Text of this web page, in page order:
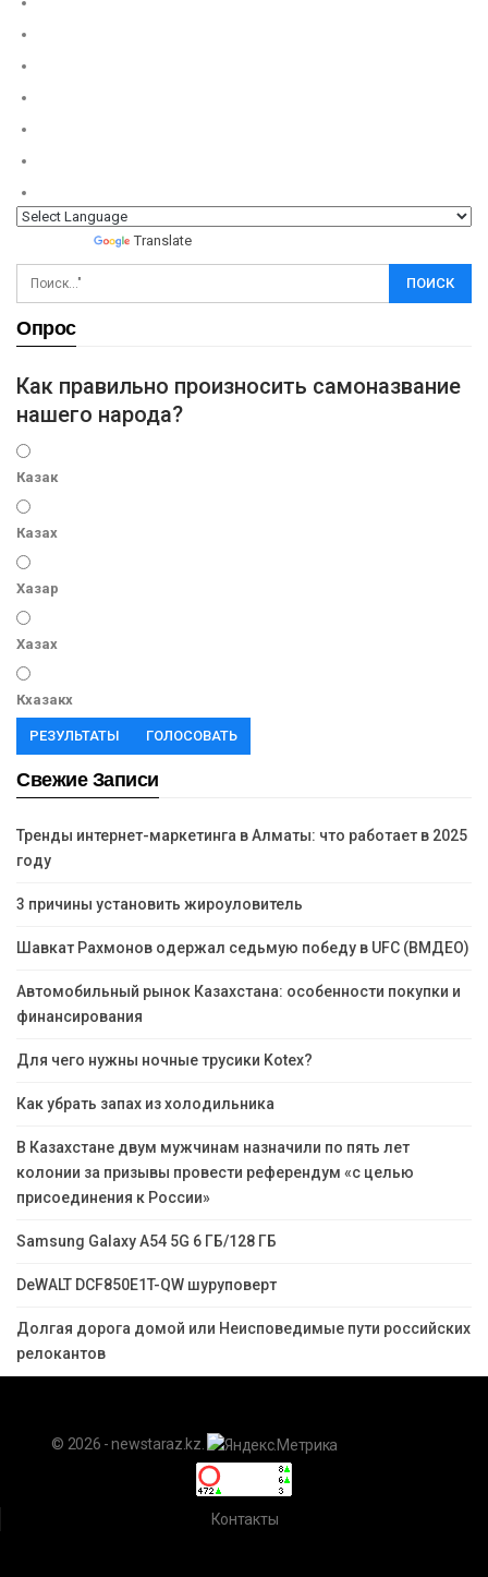
Translate
Опрос
Как правильно произносить самоназвание
нашего народа?
Казак
Казах
Хазар
Хазах
Кхазакх
РЕЗУЛЬТАТЫ ГОЛОСОВАТЬ
Свежие Записи
Тренды интернет-маркетинга в Алматы: что работает в 2025
году
3 причины установить жироуловитель
Шавкат Рахмонов одержал седьмую победу в UFC (ВМДЕО)
Автомобильный рынок Казахстана: особенности покупки и
финансирования
Для чего нужны ночные трусики Kotex?
Как убрать запах из холодильника
В Казахстане двум мужчинам назначили по пять лет
колонии за призывы провести референдум «с целью
присоединения к России»
Samsung Galaxy A54 5G 6 ГБ/128 ГБ
DeWALT DCF850E1T-QW шуруповерт
Долгая дорога домой или Неисповедимые пути российских
релокантов
© 2026 - newstaraz.kz.
Контакты